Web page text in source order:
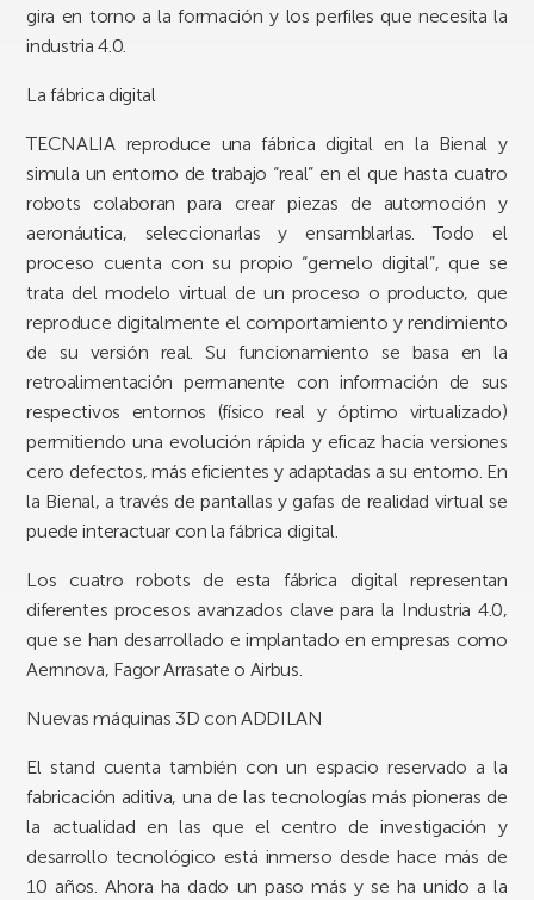
gira en torno a la formación y los perfiles que necesita la
industria 4.0.
La fábrica digital
TECNALIA reproduce una fábrica digital en la Bienal y
simula un entorno de trabajo “real” en el que hasta cuatro
robots colaboran para crear piezas de automoción y
aeronáutica, seleccionarlas y ensamblarlas. Todo el
proceso cuenta con su propio “gemelo digital”, que se
trata del modelo virtual de un proceso o producto, que
reproduce digitalmente el comportamiento y rendimiento
de su versión real. Su funcionamiento se basa en la
retroalimentación permanente con información de sus
respectivos entornos (físico real y óptimo virtualizado)
permitiendo una evolución rápida y eficaz hacia versiones
cero defectos, más eficientes y adaptadas a su entorno. En
la Bienal, a través de pantallas y gafas de realidad virtual se
puede interactuar con la fábrica digital.
Los cuatro robots de esta fábrica digital representan
diferentes procesos avanzados clave para la Industria 4.0,
que se han desarrollado e implantado en empresas como
Aernnova, Fagor Arrasate o Airbus.
Nuevas máquinas 3D con ADDILAN
El stand cuenta también con un espacio reservado a la
fabricación aditiva, una de las tecnologías más pioneras de
la actualidad en las que el centro de investigación y
desarrollo tecnológico está inmerso desde hace más de
10 años. Ahora ha dado un paso más y se ha unido a la